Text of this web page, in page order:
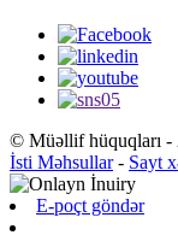
© Müəllif hüquqları -
İsti Məhsullar- Sayt
E-poçt göndər